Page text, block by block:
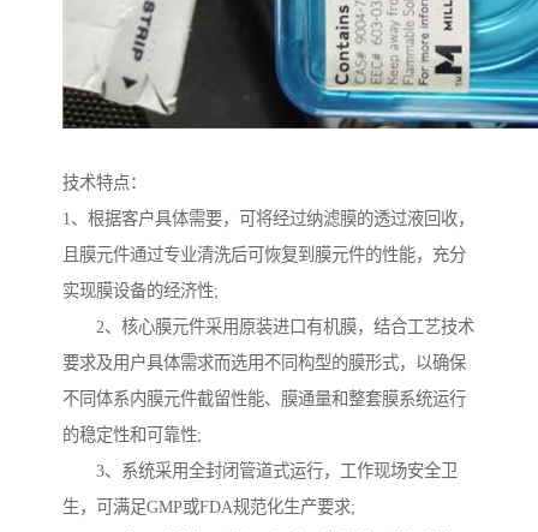
技术特点：
1、根据客户具体需要，可将经过纳滤膜的透过液回收，
且膜元件通过专业清洗后可恢复到膜元件的性能，充分
实现膜设备的经济性;
2、核心膜元件采用原装进口有机膜，结合工艺技术
要求及用户具体需求而选用不同构型的膜形式，以确保
不同体系内膜元件截留性能、膜通量和整套膜系统运行
的稳定性和可靠性;
3、系统采用全封闭管道式运行，工作现场安全卫
生，可满足GMP或FDA规范化生产要求;